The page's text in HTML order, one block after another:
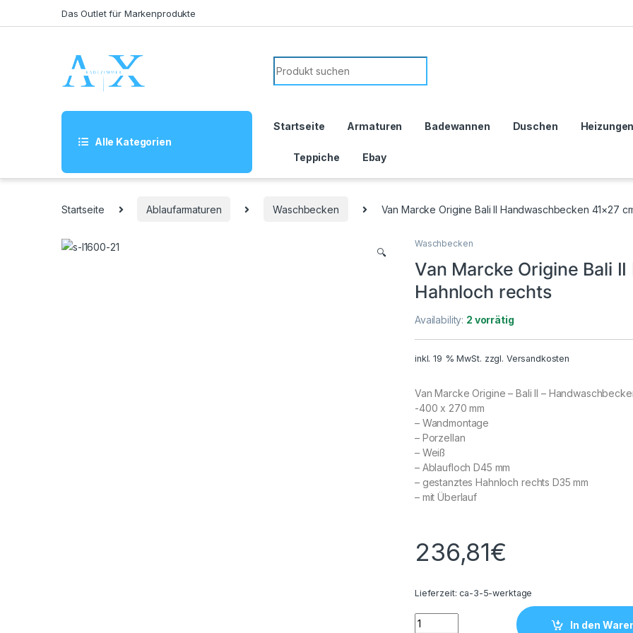
Das Outlet für Markenprodukte
Search for:
Alle Kategorien
Startseite Armaturen Badewannen Duschen Heizungen
Teppiche Ebay
Startseite Ablaufarmaturen Waschbecken Van Marcke Origine Bali II Handwaschbecken 41×27
🔍
Waschbecken
Van Marcke Origine Bali
Hahnloch rechts
Availability: 2 vorrätig
inkl. 19 % MwSt. zzgl. Versandkosten
Van Marcke Origine – Bali II –
-400 x 270 mm
– Wandmontage
– Porzellan
– Weiß
– Ablaufloch D45 mm
– gestanztes Hahnloch rechts D35 mm
– mit Überlauf
236,81€
Lieferzeit:ca-3-5-werktage
Van Marcke Origine Bali II
In den